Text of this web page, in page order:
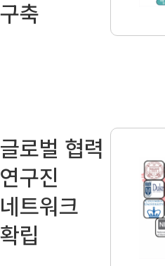
구축
글로벌 협력
연구진
네트워크
확립